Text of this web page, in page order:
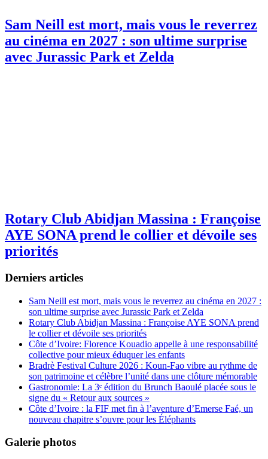
Sam Neill est mort, mais vous le reverrez
au cinéma en 2027 : son ultime surprise
avec Jurassic Park et Zelda
Rotary Club Abidjan Massina : Françoise
AYE SONA prend le collier et dévoile ses
priorités
Derniers articles
Sam Neill est mort, mais vous le reverrez au cinéma en 2027 :
son ultime surprise avec Jurassic Park et Zelda
Rotary Club Abidjan Massina : Françoise AYE SONA prend
le collier et dévoile ses priorités
Côte d’Ivoire: Florence Kouadio appelle à une responsabilité
collective pour mieux éduquer les enfants
Bradrè Festival Culture 2026 : Koun-Fao vibre au rythme de
son patrimoine et célèbre l’unité dans une clôture mémorable
Gastronomie: La 3ᵉ édition du Brunch Baoulé placée sous le
signe du « Retour aux sources »
Côte d’Ivoire : la FIF met fin à l’aventure d’Emerse Faé, un
nouveau chapitre s’ouvre pour les Éléphants
Galerie photos